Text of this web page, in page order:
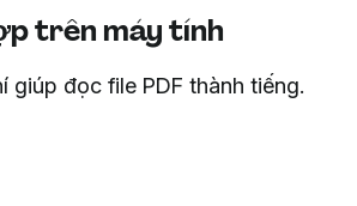
trên máy tính
giúp đọc file PDF thành tiếng.